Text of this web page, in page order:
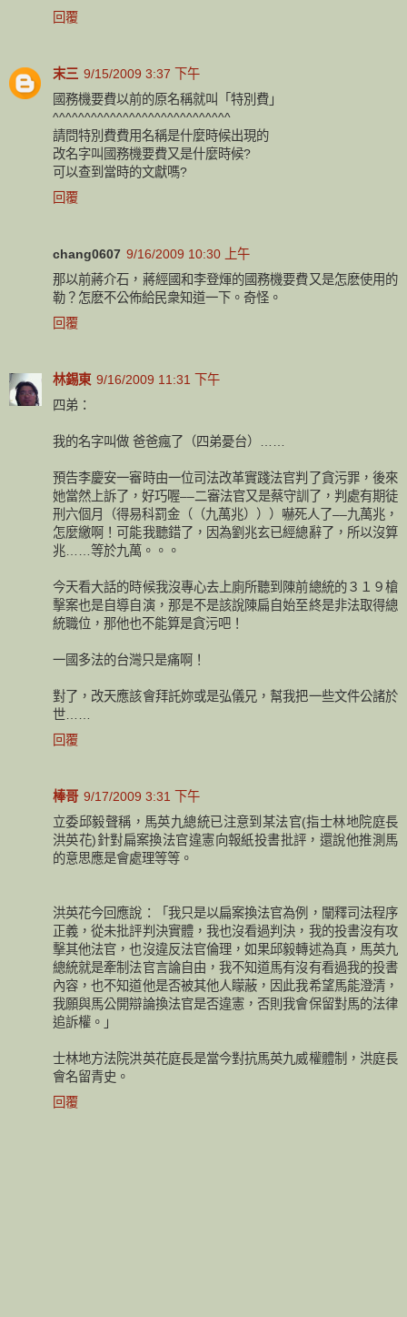
回覆
末三 9/15/2009 3:37 下午
國務機要費以前的原名稱就叫「特別費」
^^^^^^^^^^^^^^^^^^^^^^^^^^^^
請問特別費費用名稱是什麼時候出現的
改名字叫國務機要費又是什麼時候?
可以查到當時的文獻嗎?
回覆
chang0607 9/16/2009 10:30 上午
那以前蔣介石，蔣經國和李登煇的國務機要費又是怎麽使用的
勒？怎麽不公佈給民衆知道一下。奇怪。
回覆
林錫東 9/16/2009 11:31 下午
四弟：
我的名字叫做 爸爸瘋了（四弟憂台）……
預告李慶安一審時由一位司法改革實踐法官判了貪污罪，後來
她當然上訴了，好巧喔––二審法官又是蔡守訓了，判處有期徒
刑六個月（得易科罰金（（九萬兆）））嚇死人了––九萬兆，
怎麼繳啊！可能我聽錯了，因為劉兆玄已經總辭了，所以沒算
兆……等於九萬。。。
今天看大話的時候我沒專心去上廁所聽到陳前總統的３１９槍
擊案也是自導自演，那是不是該說陳扁自始至終是非法取得總
統職位，那他也不能算是貪污吧！
一國多法的台灣只是痛啊！
對了，改天應該會拜託妳或是弘儀兄，幫我把一些文件公諸於
世……
回覆
棒哥 9/17/2009 3:31 下午
立委邱毅聲稱，馬英九總統已注意到某法官(指士林地院庭長
洪英花)針對扁案換法官違憲向報紙投書批評，還說他推測馬
的意思應是會處理等等。
洪英花今回應說：「我只是以扁案換法官為例，闡釋司法程序
正義，從未批評判決實體，我也沒看過判決，我的投書沒有攻
擊其他法官，也沒違反法官倫理，如果邱毅轉述為真，馬英九
總統就是牽制法官言論自由，我不知道馬有沒有看過我的投書
內容，也不知道他是否被其他人矇蔽，因此我希望馬能澄清，
我願與馬公開辯論換法官是否違憲，否則我會保留對馬的法律
追訴權。」
士林地方法院洪英花庭長是當今對抗馬英九威權體制，洪庭長
會名留青史。
回覆